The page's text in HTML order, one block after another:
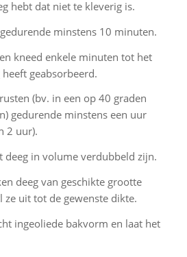
hebt dat niet te kleverig is.
minstens 10 minuten.
kneed enkele minuten tot het
geabsorbeerd.
(bv. in een op 40 graden
gedurende minstens een uur
2 uur).
deeg in volume verdubbeld zijn.
deeg van geschikte grootte
ze uit tot de gewenste dikte.
ingeoliede bakvorm en laat het